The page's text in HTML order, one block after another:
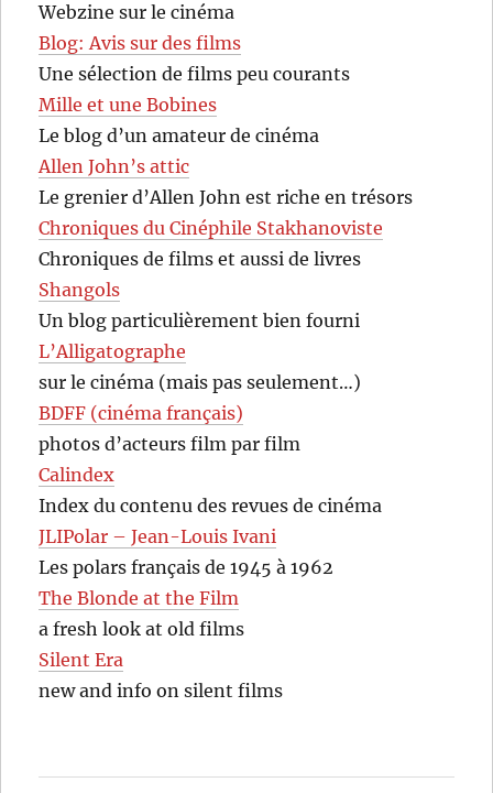
Webzine sur le cinéma
Blog: Avis sur des films
Une sélection de films peu courants
Mille et une Bobines
Le blog d’un amateur de cinéma
Allen John’s attic
Le grenier d’Allen John est riche en trésors
Chroniques du Cinéphile Stakhanoviste
Chroniques de films et aussi de livres
Shangols
Un blog particulièrement bien fourni
L’Alligatographe
sur le cinéma (mais pas seulement…)
BDFF (cinéma français)
photos d’acteurs film par film
Calindex
Index du contenu des revues de cinéma
JLIPolar – Jean-Louis Ivani
Les polars français de 1945 à 1962
The Blonde at the Film
a fresh look at old films
Silent Era
new and info on silent films